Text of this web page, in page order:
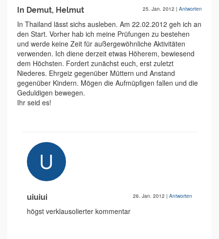
In Demut, Helmut 25. Jan. 2012 | Antworten
In Thailand lässt sichs ausleben. Am 22.02.2012 geh ich an
den Start. Vorher hab ich meine Prüfungen zu bestehen
und werde keine Zeit für außergewöhnliche Aktivitäten
verwenden. Ich diene derzeit etwas Höherem, bewiesend
dem Höchsten. Fordert zunächst euch, erst zuletzt
Niederes. Ehrgeiz gegenüber Müttern und Anstand
gegenüber Kindern. Mögen die Aufmüpfigen fallen und die
Geduldigen bewegen.
Ihr seid es!
uiuiui 26. Jan. 2012 | Antworten
högst verklausolierter kommentar